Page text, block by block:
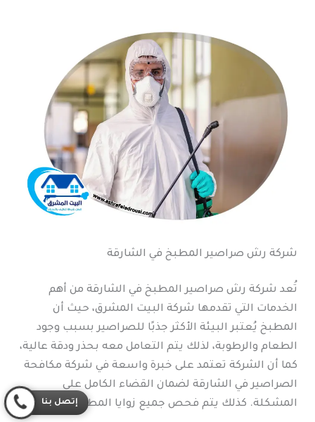
شركة رش صراصير المطبخ في الشارقة
تُعد شركة رش صراصير المطبخ في الشارقة من أهم
الخدمات التي تقدمها شركة البيت المشرق، حيث أن
المطبخ يُعتبر البيئة الأكثر جذبًا للصراصير بسبب وجود
الطعام والرطوبة، لذلك يتم التعامل معه بحذر ودقة عالية،
كما أن الشركة تعتمد على خبرة واسعة في شركة مكافحة
الصراصير في الشارقة لضمان القضاء الكامل على
المشكلة. كذلك يتم فحص جميع زوايا المطبخ قبل البدء.
إتصل بنا